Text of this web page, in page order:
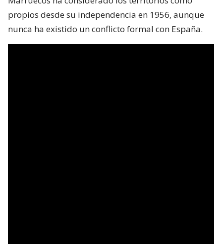
propios desde su independencia en 1956, aunque
nunca ha existido un conflicto formal con España.